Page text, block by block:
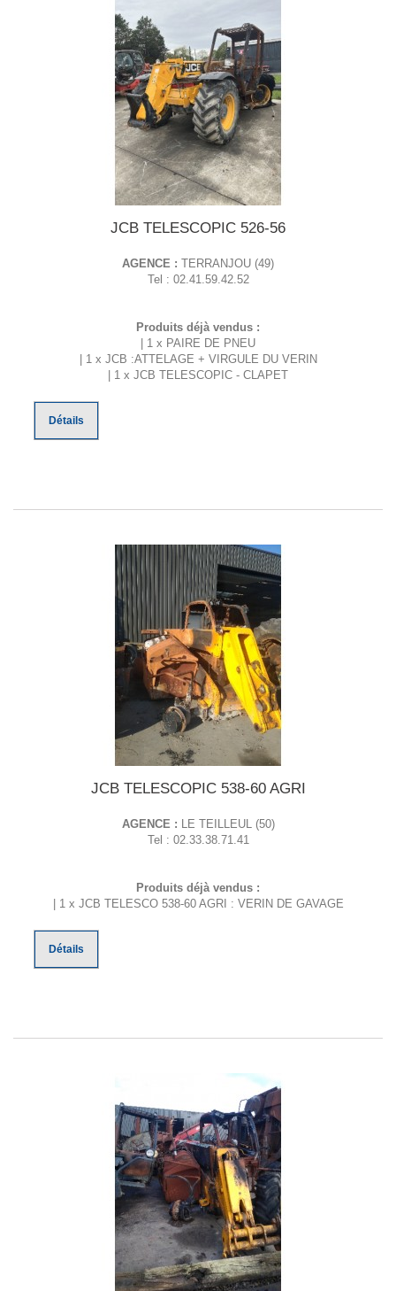
JCB TELESCOPIC 526-56
AGENCE : TERRANJOU (49)
Tel : 02.41.59.42.52
Produits déjà vendus :
| 1 x PAIRE DE PNEU
| 1 x JCB :ATTELAGE + VIRGULE DU VERIN
| 1 x JCB TELESCOPIC - CLAPET
Détails
JCB TELESCOPIC 538-60 AGRI
AGENCE :
LE TEILLEUL (50)
Tel : 02.33.38.71.41
Produits déjà vendus :
| 1 x JCB TELESCO 538-60 AGRI : VERIN DE GAVAGE
Détails